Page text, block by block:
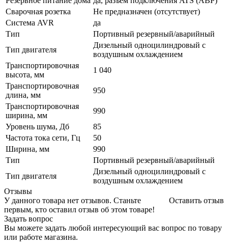
Сварочная розетка
Не предназначен (отсутствует)
Система AVR
да
Тип
Портивный резервный/аварийный
Тип двигателя
Дизельный одноцилиндровый с
воздушным охлаждением
Транспортировочная
высота, мм
1 040
Транспортировочная
длина, мм
950
Транспортировочная
ширина, мм
990
Уровень шума, Дб
85
Частота тока сети, Гц
50
Ширина, мм
990
Тип
Портивный резервный/аварийный
Тип двигателя
Дизельный одноцилиндровый с
воздушным охлаждением
Отзывы
Оставить отзыв
У данного товара нет отзывов. Станьте
первым, кто оставил отзыв об этом товаре!
Задать вопрос
Вы можете задать любой интересующий вас вопрос по товару
или работе магазина.